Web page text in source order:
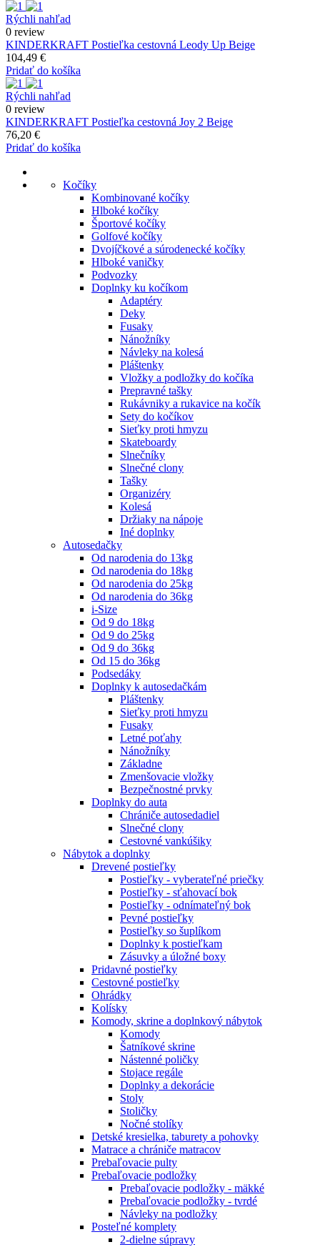
Rýchli nahľad
0 review
KINDERKRAFT Postieľka cestovná Leody Up Beige
104,49 €
Pridať do košíka
Rýchli nahľad
0 review
KINDERKRAFT Postieľka cestovná Joy 2 Beige
76,20 €
Pridať do košíka
Kočíky
Kombinované kočíky
Hlboké kočíky
Športové kočíky
Golfové kočíky
Dvojíčkové a súrodenecké kočíky
Hlboké vaničky
Podvozky
Doplnky ku kočíkom
Adaptéry
Deky
Fusaky
Nánožníky
Návleky na kolesá
Pláštenky
Vložky a podložky do kočíka
Prepravné tašky
Rukávniky a rukavice na kočík
Sety do kočíkov
Sieťky proti hmyzu
Skateboardy
Slnečníky
Slnečné clony
Tašky
Organizéry
Kolesá
Držiaky na nápoje
Iné doplnky
Autosedačky
Od narodenia do 13kg
Od narodenia do 18kg
Od narodenia do 25kg
Od narodenia do 36kg
i-Size
Od 9 do 18kg
Od 9 do 25kg
Od 9 do 36kg
Od 15 do 36kg
Podsedáky
Doplnky k autosedačkám
Pláštenky
Sieťky proti hmyzu
Fusaky
Letné poťahy
Nánožníky
Základne
Zmenšovacie vložky
Bezpečnostné prvky
Doplnky do auta
Chrániče autosedadiel
Slnečné clony
Cestovné vankúšiky
Nábytok a doplnky
Drevené postieľky
Postieľky - vyberateľné priečky
Postieľky - sťahovací bok
Postieľky - odnímateľný bok
Pevné postieľky
Postieľky so šuplíkom
Doplnky k postieľkam
Zásuvky a úložné boxy
Pridavné postieľky
Cestovné postieľky
Ohrádky
Kolísky
Komody, skrine a doplnkový nábytok
Komody
Šatníkové skrine
Nástenné poličky
Stojace regále
Doplnky a dekorácie
Stoly
Stoličky
Nočné stolíky
Detské kresielka, taburety a pohovky
Matrace a chrániče matracov
Prebaľovacie pulty
Prebaľovacie podložky
Prebaľovacie podložky - mäkké
Prebaľovacie podložky - tvrdé
Návleky na podložky
Posteľné komplety
2-dielne súpravy